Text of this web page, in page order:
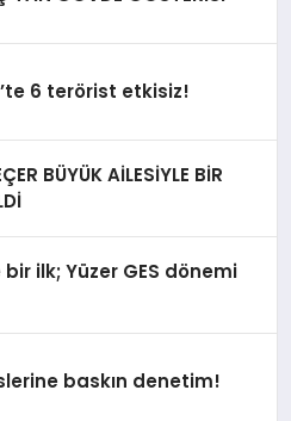
6 terörist etkisiz!
BÜYÜK AİLESİYLE BİR
bir ilk; Yüzer GES dönemi
baskın denetim!